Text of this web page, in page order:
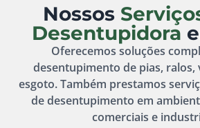
Nossos
Desentupidora
Oferecemos soluções
desentupimento de pias, ralos,
esgoto. Também prestamos
de desentupimento em
comerciais e